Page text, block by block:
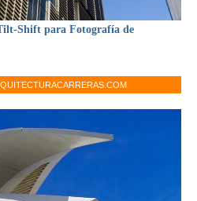
Shift para Fotografía de